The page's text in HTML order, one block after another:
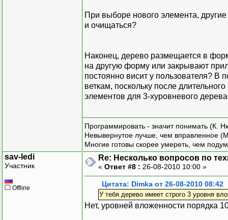
}
protected void
{
}
}
}
<asp:SqlDataSource
ConnectionString="<%$
</asp:SqlDataSource>
<asp:CheckBox
Style
runat="server"
<asp:Label
runat="server"
<asp:Button
Style
runat="server"
Font-Bold="True"
</form>
</body>
</html>
При выборе нового элемента,
и очищаться?
Наконец, дерево размещается в
на другую форму или закрывают
постоянно висит у пользователя? В
веткам, поскольку после
элементов для 3-хуровневого
Программировать - значит понимать (К.
Невывернутое лучше, чем вправленное
Многие готовы скорее умереть, чем
sav-ledi
Участник
Offline
Re: Несколько вопросов по
« Ответ #8 : 26-08-2010 10:00 »
Цитата: Dimka от 26-08-2010 08:42
У тебя дерево имеет строго 3 уровня
Нет, уровней вложенности порядка